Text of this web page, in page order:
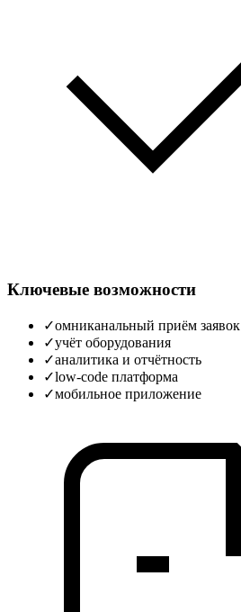
Ключевые возможности
✓омниканальный приём заявок
✓учёт оборудования
✓аналитика и отчётность
✓low-code платформа
✓мобильное приложение